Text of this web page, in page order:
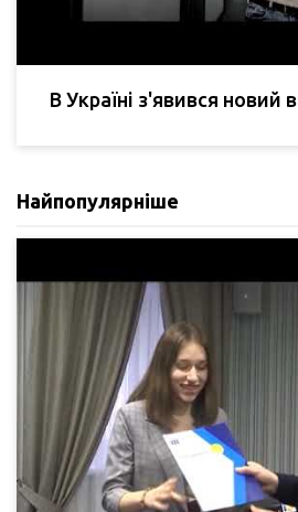
В Україні з'явився новий
Найпопулярніше